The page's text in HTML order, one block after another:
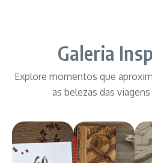
Galeria
Explore momentos que
as belezas das